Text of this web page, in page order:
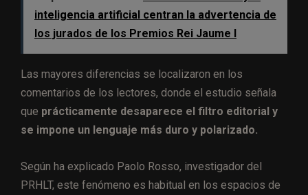
inteligencia artificial centran la advertencia de
los jurados de los Premios Rei Jaume I
Las mayores diferencias se localizaron en los
comentarios de los lectores, donde el estudio señala
que prácticamente desaparece el filtro editorial y
se impone un lenguaje más duro y polarizado.
Según ha explicado Paolo Rosso, investigador del
PRHLT, este fenómeno es habitual en los espacios de